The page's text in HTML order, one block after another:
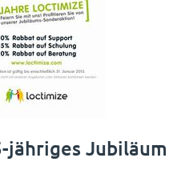
jähriges Jubiläum